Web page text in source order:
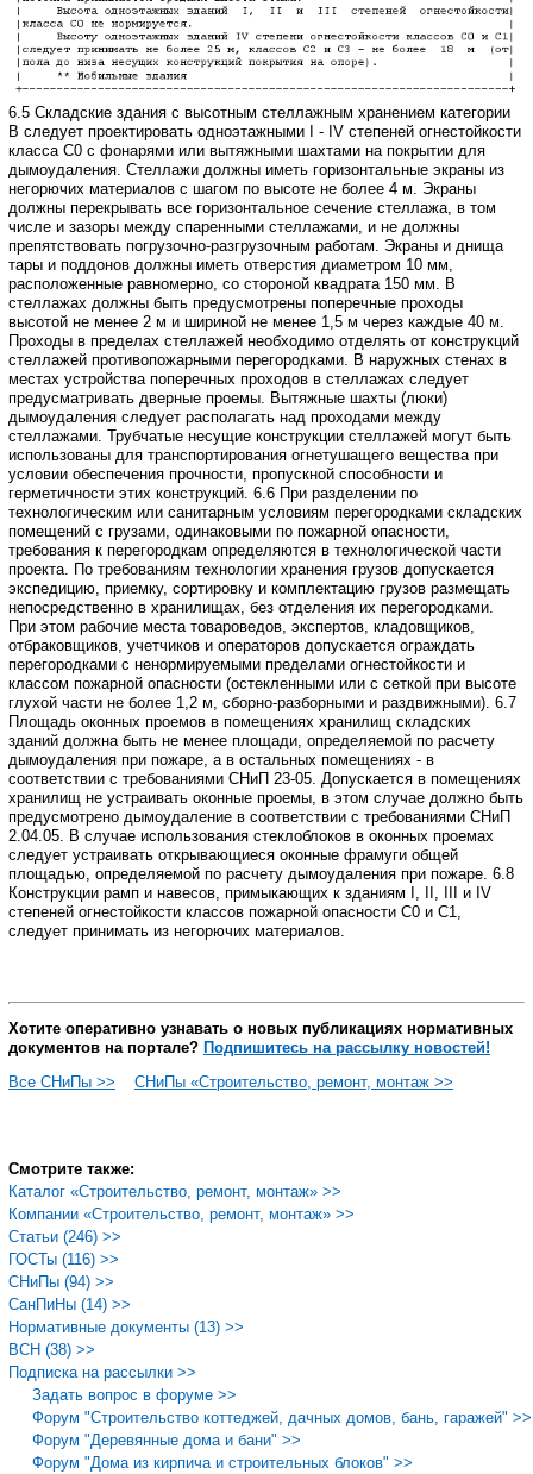
6.5 Складские здания с высотным стеллажным хранением категории
В следует проектировать одноэтажными I - IV степеней огнестойкости
класса С0 с фонарями или вытяжными шахтами на покрытии для
дымоудаления. Стеллажи должны иметь горизонтальные экраны из
негорючих материалов с шагом по высоте не более 4 м.
Экраны
должны перекрывать все горизонтальное сечение стеллажа, в том
числе и зазоры между спаренными стеллажами, и не должны
препятствовать погрузочно-разгрузочным работам. Экраны и днища
тары и поддонов должны иметь отверстия диаметром 10 мм,
расположенные равномерно, со стороной квадрата 150 мм.
В
стеллажах должны быть предусмотрены поперечные проходы
высотой не менее 2 м и шириной не менее 1,5 м через каждые 40 м.
Проходы в пределах стеллажей необходимо отделять от конструкций
стеллажей противопожарными перегородками. В наружных стенах в
местах устройства поперечных проходов в стеллажах следует
предусматривать дверные проемы. Вытяжные шахты (люки)
дымоудаления следует располагать над проходами между
стеллажами. Трубчатые несущие конструкции стеллажей могут быть
использованы для транспортирования огнетушащего вещества при
условии обеспечения прочности, пропускной способности и
герметичности этих конструкций. 6.6 При разделении по
технологическим или санитарным условиям перегородками складских
помещений с грузами, одинаковыми по пожарной опасности,
требования к перегородкам определяются в технологической части
проекта. По требованиям технологии хранения грузов допускается
экспедицию, приемку, сортировку и комплектацию грузов размещать
непосредственно в хранилищах, без отделения их перегородками.
При этом рабочие места товароведов, экспертов, кладовщиков,
отбраковщиков, учетчиков и операторов допускается ограждать
перегородками с ненормируемыми пределами огнестойкости и
классом пожарной опасности (остекленными или с сеткой при высоте
глухой части не более 1,2 м, сборно-разборными и раздвижными). 6.7
Площадь оконных проемов в помещениях хранилищ складских
зданий должна быть не менее площади, определяемой по расчету
дымоудаления при пожаре, а в остальных помещениях - в
соответствии с требованиями СНиП 23-05. Допускается в помещениях
хранилищ не устраивать оконные проемы, в этом случае должно быть
предусмотрено дымоудаление в соответствии с требованиями СНиП
2.04.05. В случае использования стеклоблоков в оконных проемах
следует устраивать открывающиеся оконные фрамуги общей
площадью, определяемой по расчету дымоудаления при пожаре. 6.8
Конструкции рамп и навесов, примыкающих к зданиям I, II, III и IV
степеней огнестойкости классов пожарной опасности С0 и С1,
следует принимать из негорючих материалов.
Хотите оперативно узнавать о новых публикациях нормативных
документов на портале? Подпишитесь на рассылку новостей!
Все СНиПы >>
СНиПы «Строительство, ремонт, монтаж >>
Смотрите также:
Каталог «Строительство, ремонт, монтаж» >>
Компании «Строительство, ремонт, монтаж» >>
Статьи (246) >>
ГОСТы (116) >>
СНиПы (94) >>
СанПиНы (14) >>
Нормативные документы (13) >>
ВСН (38) >>
Подписка на рассылки >>
Задать вопрос в форуме >>
Форум "Строительство коттеджей, дачных домов, бань, гаражей" >>
Форум "Деревянные дома и бани" >>
Форум "Дома из кирпича и строительных блоков" >>